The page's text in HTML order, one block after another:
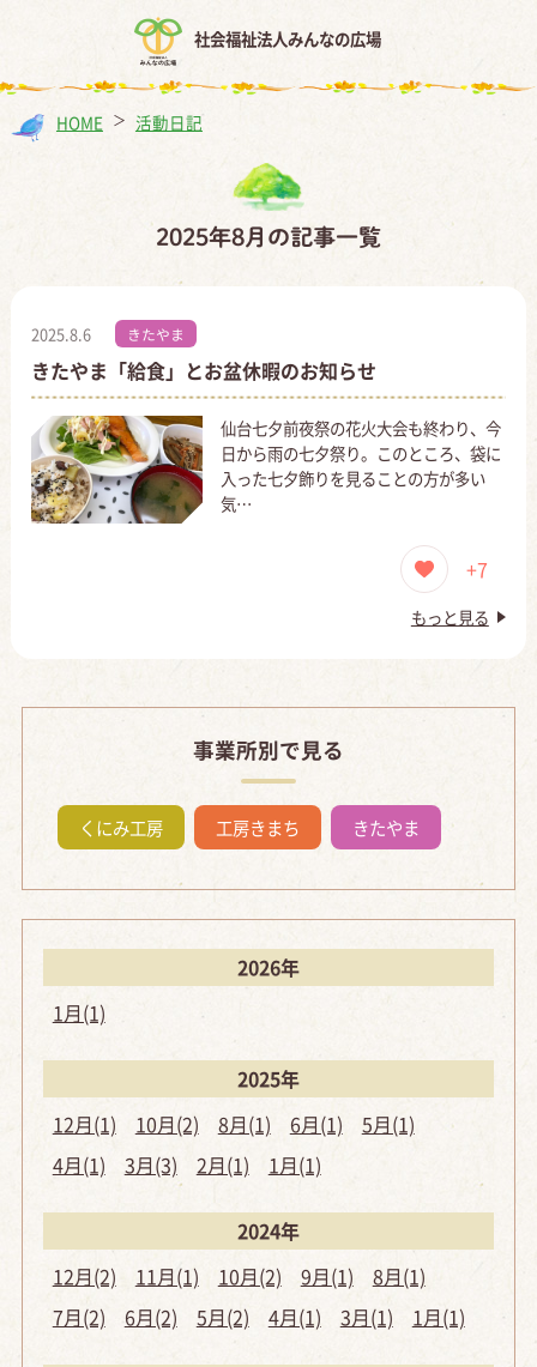
社会福祉法人みんなの広場
HOME ＞ 活動日記
2025年8月の記事一覧
2025.8.6 きたやま
きたやま「給食」とお盆休暇のお知らせ
仙台七夕前夜祭の花火大会も終わり、今
日から雨の七夕祭り。このところ、袋に
入った七夕飾りを見ることの方が多い
気…
+7
もっと見る
事業所別で見る
くにみ工房 工房きまち きたやま
2026年
1月(1)
2025年
12月(1)
10月(2) 8月(1) 6月(1)
5月(1)
4月(1)
3月(3) 2月(1) 1月(1)
2024年
12月(2)
11月(1) 10月(2) 9月(1)
8月(1)
7月(2)
6月(2) 5月(2) 4月(1) 3月(1) 1月(1)